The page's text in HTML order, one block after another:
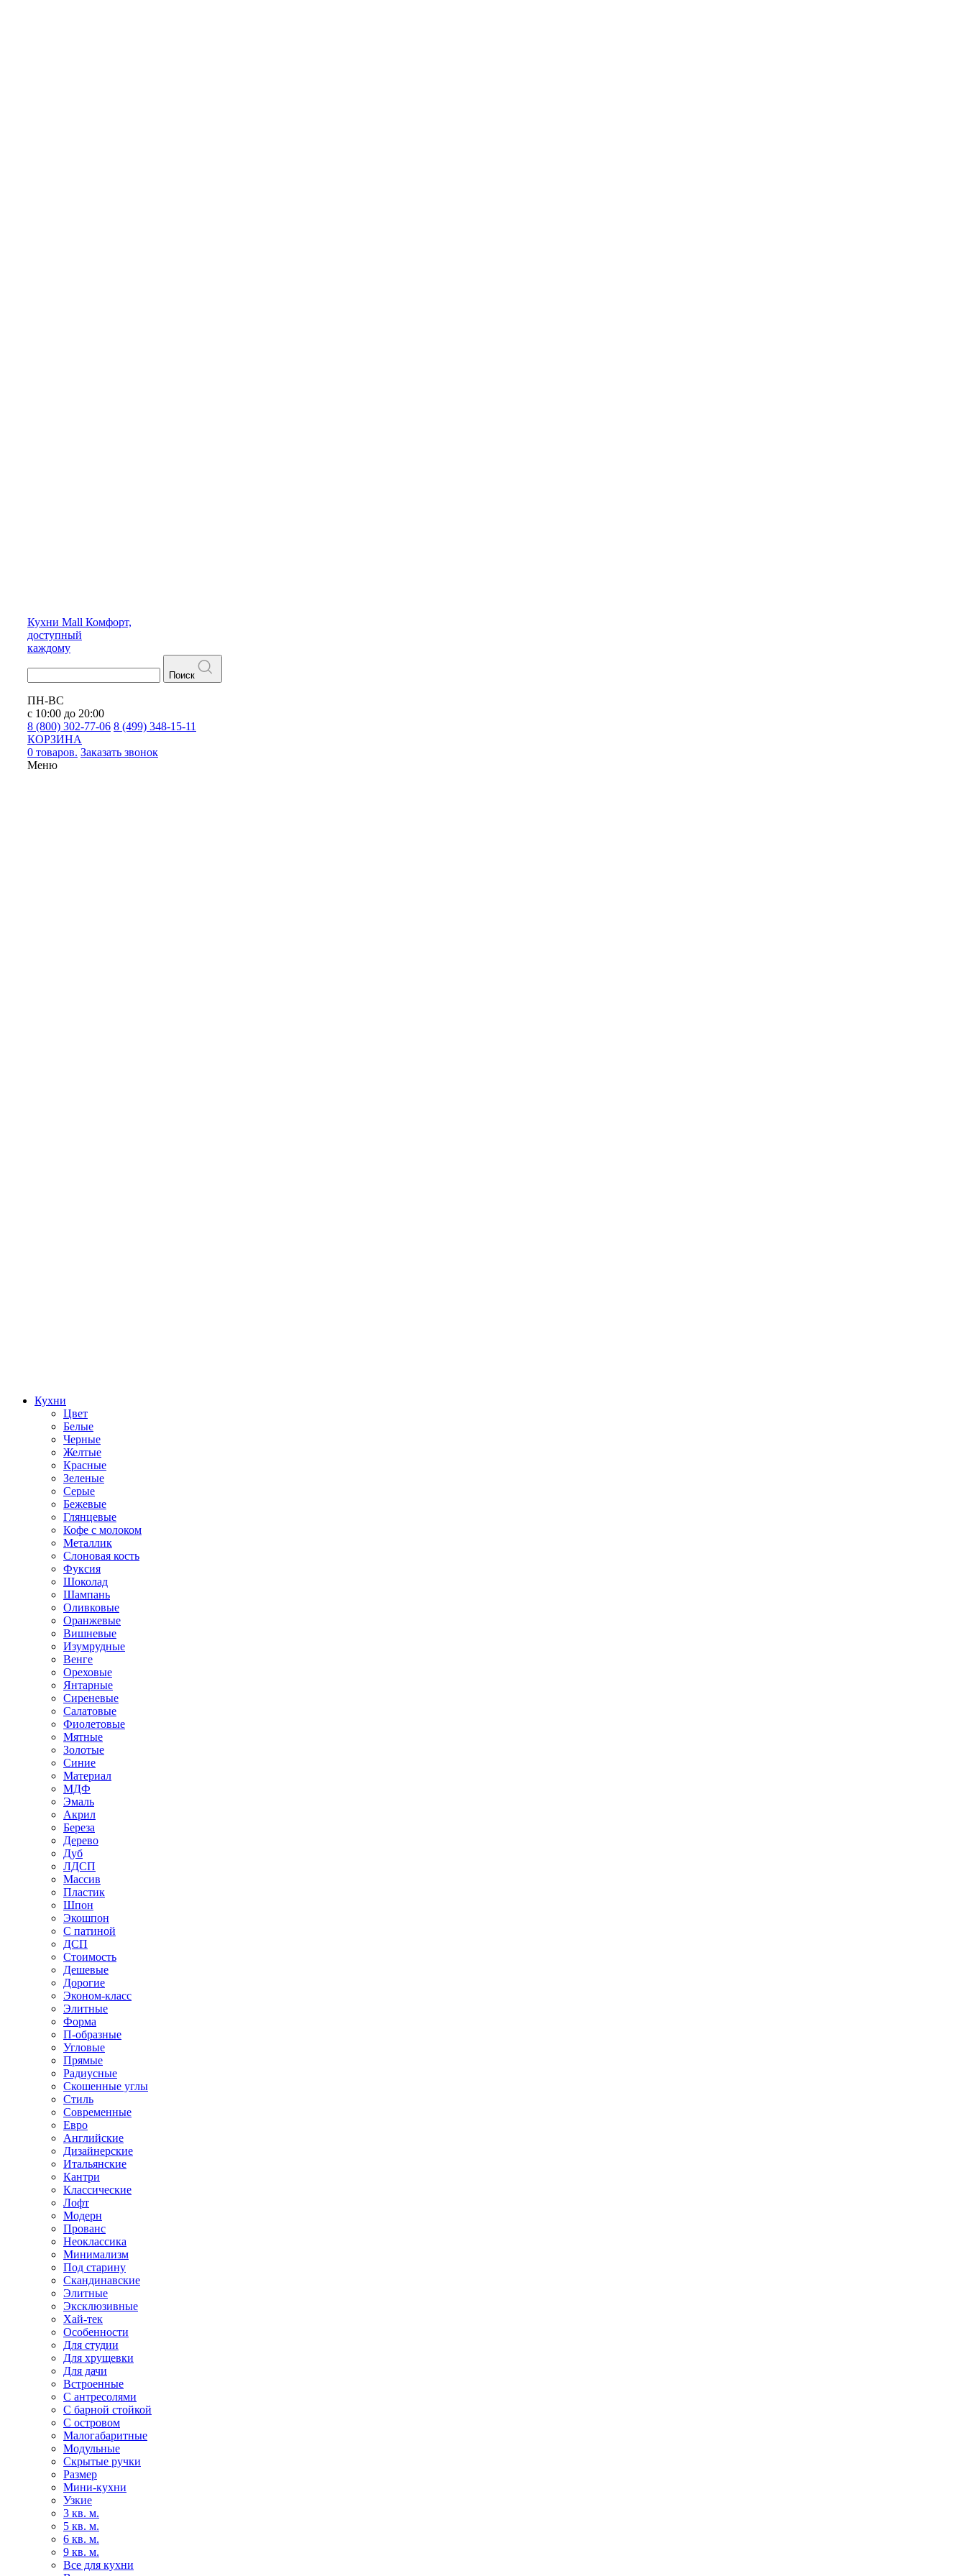
Кухни Mall Комфорт,
доступный
каждому
Поиск
ПН-ВС
с 10:00 до 20:00
8 (800) 302-77-06 8 (499) 348-15-11
КОРЗИНА
0 товаров. Заказать звонок
Меню
Кухни
Цвет
Белые
Черные
Желтые
Красные
Зеленые
Серые
Бежевые
Глянцевые
Кофе с молоком
Металлик
Слоновая кость
Фуксия
Шоколад
Шампань
Оливковые
Оранжевые
Вишневые
Изумрудные
Венге
Ореховые
Янтарные
Сиреневые
Салатовые
Фиолетовые
Мятные
Золотые
Синие
Материал
МДФ
Эмаль
Акрил
Береза
Дерево
Дуб
ЛДСП
Массив
Пластик
Шпон
Экошпон
С патиной
ДСП
Стоимость
Дешевые
Дорогие
Эконом-класс
Элитные
Форма
П-образные
Угловые
Прямые
Радиусные
Скошенные углы
Стиль
Современные
Евро
Английские
Дизайнерские
Итальянские
Кантри
Классические
Лофт
Модерн
Прованс
Неоклассика
Минимализм
Под старину
Скандинавские
Элитные
Эксклюзивные
Хай-тек
Особенности
Для студии
Для хрущевки
Для дачи
Встроенные
С антресолями
С барной стойкой
С островом
Малогабаритные
Модульные
Скрытые ручки
Размер
Мини-кухни
Узкие
3 кв. м.
5 кв. м.
6 кв. м.
9 кв. м.
Все для кухни